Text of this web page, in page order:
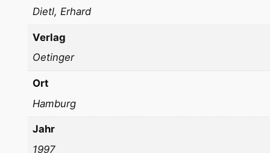
Dietl, Erhard
Verlag
Oetinger
Ort
Hamburg
Jahr
1997